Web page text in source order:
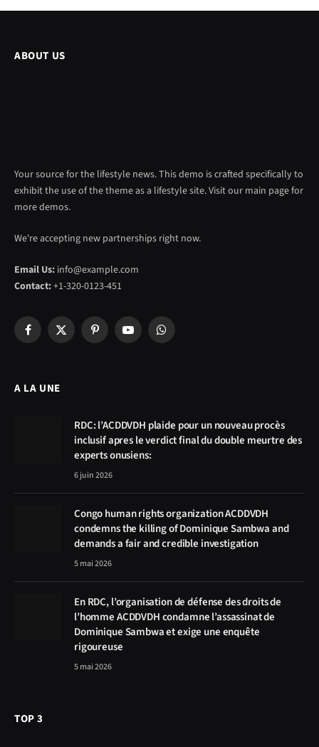
ABOUT US
Your source for the lifestyle news. This demo is crafted specifically to
exhibit the use of the theme as a lifestyle site. Visit our main page for
more demos.
We're accepting new partnerships right now.
Email Us: info@example.com
Contact:+1-320-0123-451
Facebook
X
PinterestYouTubeWhatsApp
A LA UNE
RDC: l’ACDDVDH plaide pour un nouveau procès
inclusif apres le verdict final du double meurtre des
experts onusiens:
6 juin 2026
Congo human rights organization ACDDVDH
condemns the killing of Dominique Sambwa and
demands a fair and credible investigation
5 mai 2026
En RDC, l’organisation de défense des droits de
l’homme ACDDVDH condamne l’assassinat de
Dominique Sambwa et exige une enquête
rigoureuse
5 mai 2026
TOP 3